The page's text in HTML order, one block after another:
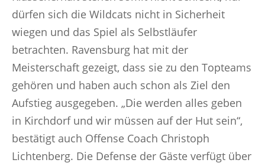
dürfen sich die Wildcats nicht in Sicherheit
wiegen und das Spiel als Selbstläufer
betrachten. Ravensburg hat mit der
Meisterschaft gezeigt, dass sie zu den Topteams
gehören und haben auch schon als Ziel den
Aufstieg ausgegeben. „Die werden alles geben
in Kirchdorf und wir müssen auf der Hut sein“,
bestätigt auch Offense Coach Christoph
Lichtenberg. Die Defense der Gäste verfügt über